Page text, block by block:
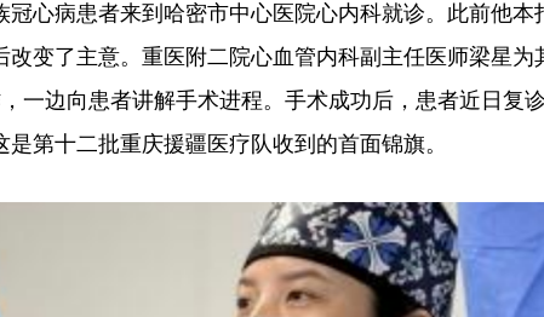
心病患者来到哈密市中心医院心内科就诊。此前他本
变了主意。重医附二院心血管内科副主任医师梁星为
一边向患者讲解手术进程。手术成功后，患者近日复
第十二批重庆援疆医疗队收到的首面锦旗。